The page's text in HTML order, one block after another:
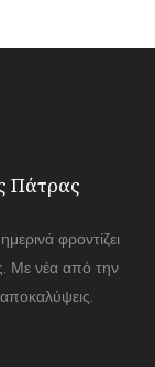
Πάτρας
φροντίζει
Με νέα από την